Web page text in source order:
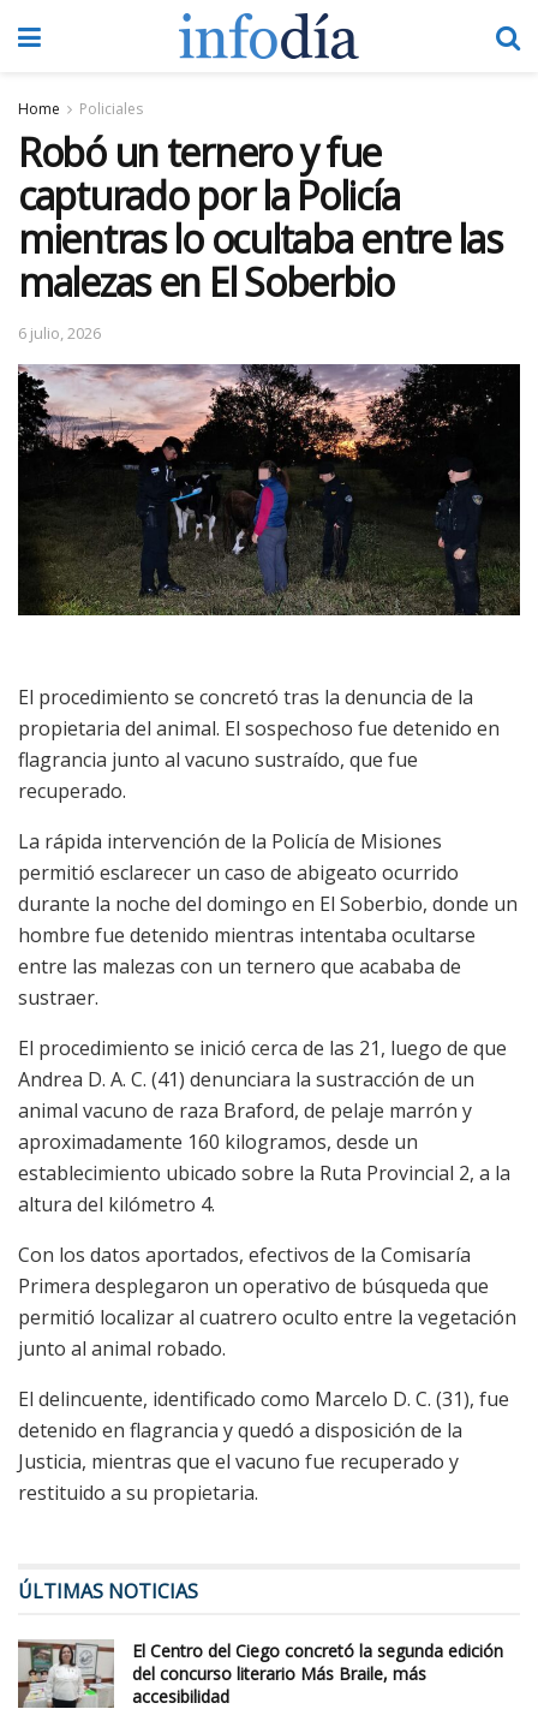
Home Policiales
Robó un ternero y fue
capturado por la Policía
mientras lo ocultaba entre las
malezas en El Soberbio
6 julio, 2026
El procedimiento se concretó tras la denuncia de la
propietaria del animal. El sospechoso fue detenido en
flagrancia junto al vacuno sustraído, que fue
recuperado.
La rápida intervención de la Policía de Misiones
permitió esclarecer un caso de abigeato ocurrido
durante la noche del domingo en El Soberbio, donde un
hombre fue detenido mientras intentaba ocultarse
entre las malezas con un ternero que acababa de
sustraer.
El procedimiento se inició cerca de las 21, luego de que
Andrea D. A. C. (41) denunciara la sustracción de un
animal vacuno de raza Braford, de pelaje marrón y
aproximadamente 160 kilogramos, desde un
establecimiento ubicado sobre la Ruta Provincial 2, a la
altura del kilómetro 4.
Con los datos aportados, efectivos de la Comisaría
Primera desplegaron un operativo de búsqueda que
permitió localizar al cuatrero oculto entre la vegetación
junto al animal robado.
El delincuente, identificado como Marcelo D. C. (31), fue
detenido en flagrancia y quedó a disposición de la
Justicia, mientras que el vacuno fue recuperado y
restituido a su propietaria.
ÚLTIMAS NOTICIAS
El Centro del Ciego concretó la segunda edición
del concurso literario Más Braile, más
accesibilidad